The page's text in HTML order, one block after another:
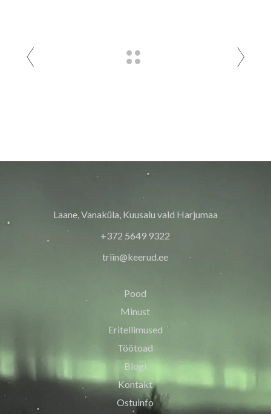
Laane, Vanaküla, Kuusalu vald Harjumaa
+372 5649 9322
triin@keerud.ee
Pood
Minust
Eritellimused
Töötoad
Blogi
Kontakt
Ostuinfo